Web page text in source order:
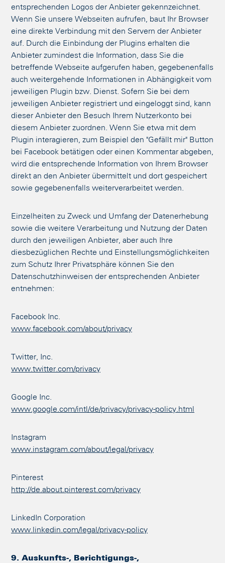
entsprechenden Logos der Anbieter gekennzeichnet.
Wenn Sie unsere Webseiten aufrufen, baut Ihr Browser
eine direkte Verbindung mit den Servern der Anbieter
auf. Durch die Einbindung der Plugins erhalten die
Anbieter zumindest die Information, dass Sie die
betreffende Webseite aufgerufen haben, gegebenenfalls
auch weitergehende Informationen in Abhängigkeit vom
jeweiligen Plugin bzw. Dienst. Sofern Sie bei dem
jeweiligen Anbieter registriert und eingeloggt sind, kann
dieser Anbieter den Besuch Ihrem Nutzerkonto bei
diesem Anbieter zuordnen. Wenn Sie etwa mit dem
Plugin interagieren, zum Beispiel den "Gefällt mir" Button
bei Facebook betätigen oder einen Kommentar abgeben,
wird die entsprechende Information von Ihrem Browser
direkt an den Anbieter übermittelt und dort gespeichert
sowie gegebenenfalls weiterverarbeitet werden.
Einzelheiten zu Zweck und Umfang der Datenerhebung
sowie die weitere Verarbeitung und Nutzung der Daten
durch den jeweiligen Anbieter, aber auch Ihre
diesbezüglichen Rechte und Einstellungsmöglichkeiten
zum Schutz Ihrer Privatsphäre können Sie den
Datenschutzhinweisen der entsprechenden Anbieter
entnehmen:
Facebook Inc.
www.facebook.com/about/privacy
Twitter, Inc.
www.twitter.com/privacy
Google Inc.
www.google.com/intl/de/privacy/privacy-policy.html
Instagram
www.instagram.com/about/legal/privacy
Pinterest
http://de.about.pinterest.com/privacy
LinkedIn Corporation
www.linkedin.com/legal/privacy-policy
9. Auskunfts-, Berichtigungs-,